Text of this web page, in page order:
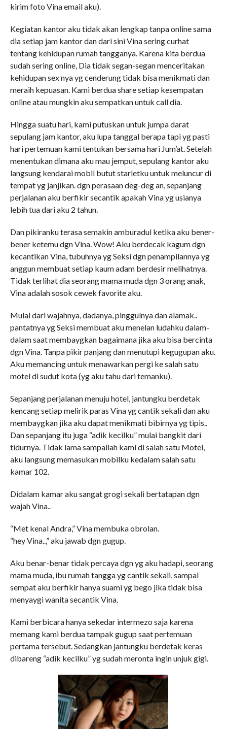
kirim foto Vina email aku).
Kegiatan kantor aku tidak akan lengkap tanpa online sama
dia setiap jam kantor dan dari sini Vina sering curhat
tentang kehidupan rumah tangganya. Karena kita berdua
sudah sering online, Dia tidak segan-segan menceritakan
kehidupan sex nya yg cenderung tidak bisa menikmati dan
meraih kepuasan. Kami berdua share setiap kesempatan
online atau mungkin aku sempatkan untuk call dia.
Hingga suatu hari, kami putuskan untuk jumpa darat
sepulang jam kantor, aku lupa tanggal berapa tapi yg pasti
hari pertemuan kami tentukan bersama hari Jum’at. Setelah
menentukan dimana aku mau jemput, sepulang kantor aku
langsung kendarai mobil butut starletku untuk meluncur di
tempat yg janjikan. dgn perasaan deg-deg an, sepanjang
perjalanan aku berfikir secantik apakah Vina yg usianya
lebih tua dari aku 2 tahun.
Dan pikiranku terasa semakin amburadul ketika aku bener-
bener ketemu dgn Vina. Wow! Aku berdecak kagum dgn
kecantikan Vina, tubuhnya yg Seksi dgn penampilannya yg
anggun membuat setiap kaum adam berdesir melihatnya.
Tidak terlihat dia seorang mama muda dgn 3 orang anak,
Vina adalah sosok cewek favorite aku.
Mulai dari wajahnya, dadanya, pinggulnya dan alamak..
pantatnya yg Seksi membuat aku menelan ludahku dalam-
dalam saat membaygkan bagaimana jika aku bisa bercinta
dgn Vina. Tanpa pikir panjang dan menutupi kegugupan aku.
Aku memancing untuk menawarkan pergi ke salah satu
motel di sudut kota (yg aku tahu dari temanku).
Sepanjang perjalanan menuju hotel, jantungku berdetak
kencang setiap melirik paras Vina yg cantik sekali dan aku
membaygkan jika aku dapat menikmati bibirnya yg tipis..
Dan sepanjang itu juga “adik kecilku” mulai bangkit dari
tidurnya. Tidak lama sampailah kami di salah satu Motel,
aku langsung memasukan mobilku kedalam salah satu
kamar 102.
Didalam kamar aku sangat grogi sekali bertatapan dgn
wajah Vina..
“Met kenal Andra,” Vina membuka obrolan.
“hey Vina..,” aku jawab dgn gugup.
Aku benar-benar tidak percaya dgn yg aku hadapi, seorang
mama muda, ibu rumah tangga yg cantik sekali, sampai
sempat aku berfikir hanya suami yg bego jika tidak bisa
menyaygi wanita secantik Vina.
Kami berbicara hanya sekedar intermezo saja karena
memang kami berdua tampak gugup saat pertemuan
pertama tersebut. Sedangkan jantungku berdetak keras
dibareng “adik kecilku” yg sudah meronta ingin unjuk gigi.